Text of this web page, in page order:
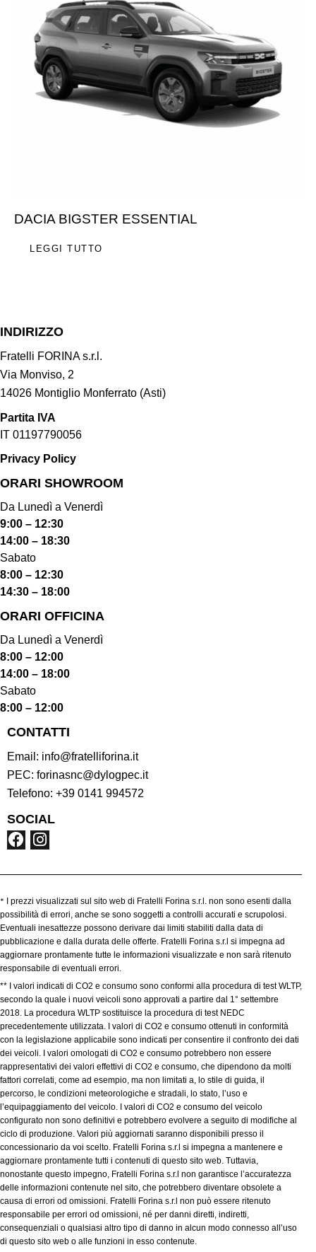
DACIA BIGSTER ESSENTIAL
LEGGI TUTTO
INDIRIZZO
Fratelli FORINA s.r.l.
Via Monviso, 2
14026 Montiglio Monferrato (Asti)
Partita IVA
IT 01197790056
Privacy Policy
ORARI SHOWROOM​
Da Lunedì a Venerdì
9:00 – 12:30
14:00 – 18:30
Sabato
8:00 – 12:30
14:30 – 18:00
ORARI OFFICINA
Da Lunedì a Venerdì
8:00 – 12:00
14:00 – 18:00
Sabato
8:00 – 12:00
CONTATTI
Email: info@fratelliforina.it
PEC: forinasnc@dylogpec.it
Telefono: +39 0141 994572
SOCIAL
*
I prezzi visualizzati sul sito web di Fratelli Forina s.r.l. non sono esenti dalla
possibilità di errori, anche se sono soggetti a controlli accurati e scrupolosi.
Eventuali inesattezze possono derivare dai limiti stabiliti dalla data di
pubblicazione e dalla durata delle offerte. Fratelli Forina s.r.l si impegna ad
aggiornare prontamente tutte le informazioni visualizzate e non sarà ritenuto
responsabile di eventuali errori.
** I valori indicati di CO2 e consumo sono conformi alla procedura di test WLTP,
secondo la quale i nuovi veicoli sono approvati a partire dal 1° settembre
2018. La procedura WLTP sostituisce la procedura di test NEDC
precedentemente utilizzata. I valori di CO2 e consumo ottenuti in conformità
con la legislazione applicabile sono indicati per consentire il confronto dei dati
dei veicoli. I valori omologati di CO2 e consumo potrebbero non essere
rappresentativi dei valori effettivi di CO2 e consumo, che dipendono da molti
fattori correlati, come ad esempio, ma non limitati a, lo stile di guida, il
percorso, le condizioni meteorologiche e stradali, lo stato, l’uso e
l’equipaggiamento del veicolo. I valori di CO2 e consumo del veicolo
configurato non sono definitivi e potrebbero evolvere a seguito di modifiche al
ciclo di produzione. Valori più aggiornati saranno disponibili presso il
concessionario da voi scelto. Fratelli Forina s.r.l si impegna a mantenere e
aggiornare prontamente tutti i contenuti di questo sito web. Tuttavia,
nonostante questo impegno, Fratelli Forina s.r.l non garantisce l’accuratezza
delle informazioni contenute nel sito, che potrebbero diventare obsolete a
causa di errori od omissioni. Fratelli Forina s.r.l non può essere ritenuto
responsabile per errori od omissioni, né per danni diretti, indiretti,
consequenziali o qualsiasi altro tipo di danno in alcun modo connesso all’uso
di questo sito web o alle funzioni in esso contenute.